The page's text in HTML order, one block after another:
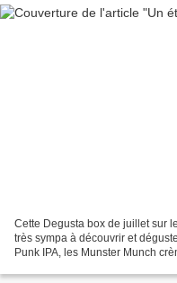
Cette Degusta box de juillet sur
très sympa à découvrir et
Punk IPA, les Munster Munch